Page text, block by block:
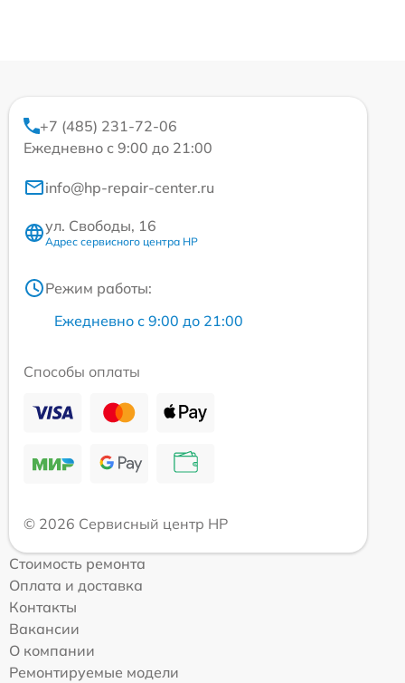
+7 (485) 231-72-06
Ежедневно с 9:00 до 21:00
info@hp-repair-center.ru
ул. Свободы, 16
Адрес сервисного центра HP
Режим работы:
Ежедневно с 9:00 до 21:00
Способы оплаты
© 2026 Сервисный центр HP
Стоимость ремонта
Оплата и доставка
Контакты
Вакансии
О компании
Ремонтируемые модели